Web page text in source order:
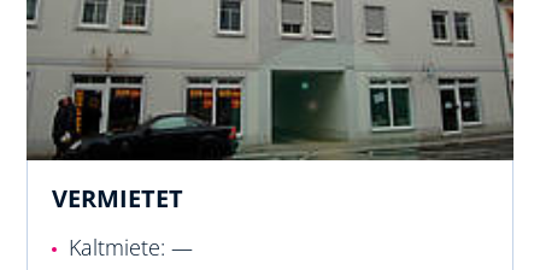
VERMIETET
Kaltmiete: —